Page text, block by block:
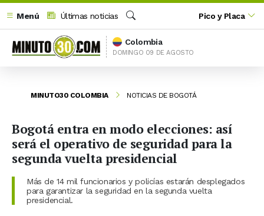
Menú
Últimas noticias
Buscar
Pico y Placa
Colombia
DOMINGO 09 DE AGOSTO
MINUTO30 COLOMBIA NOTICIAS DE BOGOTÁ
Bogotá entra en modo elecciones: así
será el operativo de seguridad para la
segunda vuelta presidencial
Más de 14 mil funcionarios y policías estarán desplegados
para garantizar la seguridad en la segunda vuelta
presidencial.